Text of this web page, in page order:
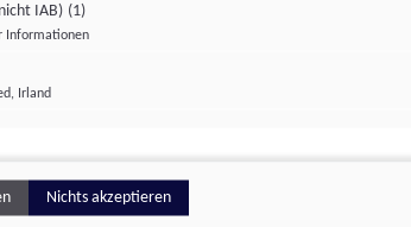
IAB) (1)
Informationen
Irland
Nichts akzeptieren